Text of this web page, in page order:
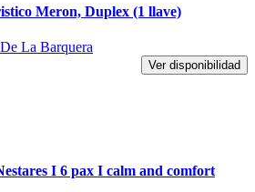
Meron, Duplex (1 llave)
La Barquera
Ver disponibilidad
I 6 pax I calm and comfort